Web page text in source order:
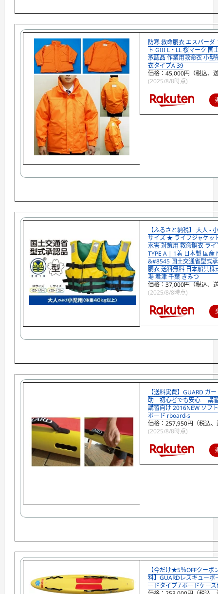
防寒 救命胴衣 エスパーダ
ト GIII L・LL 桜マーク 国
承認品 作業用救命衣 小型
衣タイプA 39
価格：45,000円（税込、
(2025/8/8時点)
【ふるさと納税】 大人 ・
サイズ ★ ライフジャケッ
水害 対策用 救命胴衣 ラ
TYPE A | 1着 日本製 国産
&#8545 国土交通省型式
胴衣 送料無料 日本船具株
場 君津 千葉 きみつ
価格：37,000円（税込、
(2025/8/8時点)
【送料実費】GUARD ガ
助 初心者でも安心 講
講習向け 2016NEW ソフ
ボード rboard-s
価格：257,950円（税込
(2025/8/8時点)
【今だけ★5％OFFクーポ
料】GUARDレスキューボ
ードタイプ / ボードケー